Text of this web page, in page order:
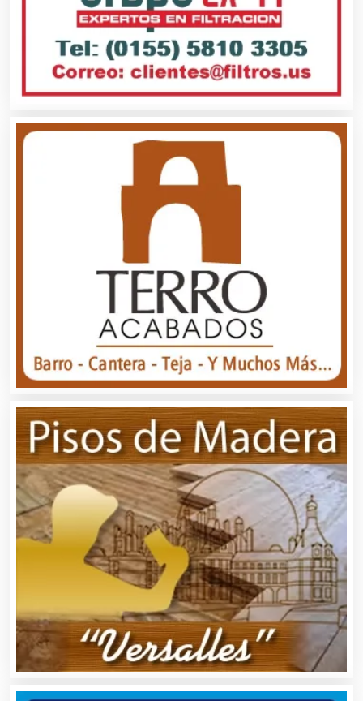
Artículos para el Hogar
Artículos para Regalos
Artículos Personales
Artículos Publicitarios
Aseguradoras
Asesores Técnicos
Asesoría Fiscal
Asilos
Asociaciones Civiles
Asociaciones Empresariales
Audio, Sonido e Iluminación
Audios para Eventos